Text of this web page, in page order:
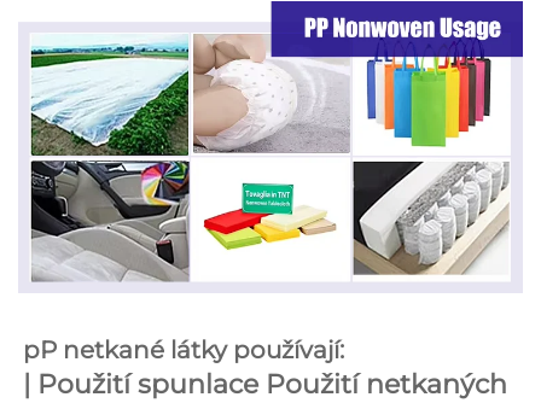
pP netkané látky používají:
Použití spunlace Použití netkaných